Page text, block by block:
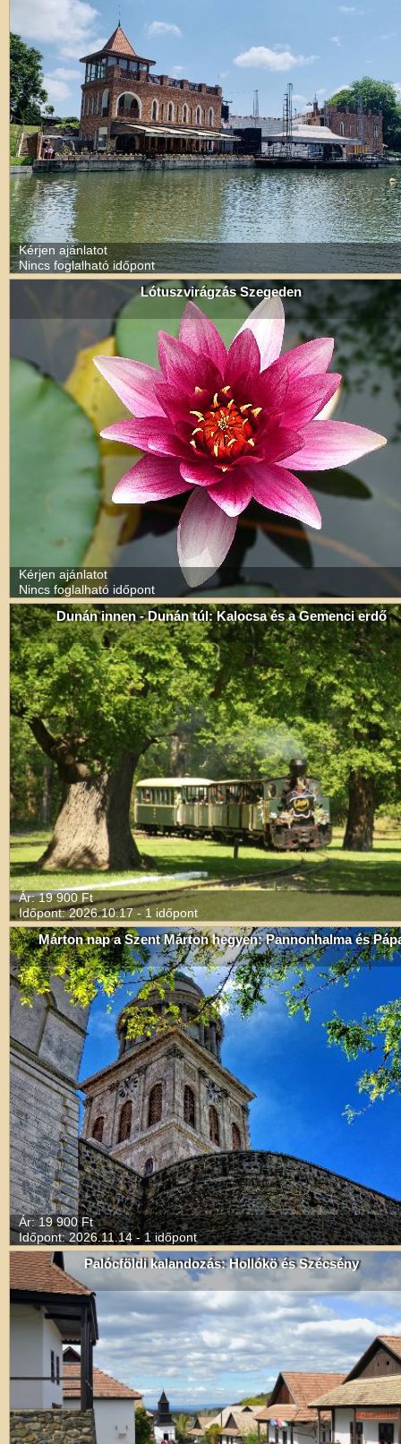
Kérjen ajánlatot
Nincs foglalható időpont
Lótuszvirágzás Szegeden
Kérjen ajánlatot
Nincs foglalható időpont
Dunán innen - Dunán túl: Kalocsa és a Gemenci erdő
Ár: 19 900 Ft
Időpont: 2026.10.17 - 1 időpont
Márton nap a Szent Márton hegyen: Pannonhalma és
Ár: 19 900 Ft
Időpont: 2026.11.14 - 1 időpont
Palócföldi kalandozás: Hollókö és Szécsény